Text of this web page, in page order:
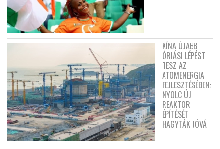
KÍNA ÚJABB
ÓRIÁSI LÉPÉST
TESZ AZ
ATOMENERGIA
FEJLESZTÉSÉBEN:
NYOLC ÚJ
REAKTOR
ÉPÍTÉSÉT
HAGYTÁK JÓVÁ